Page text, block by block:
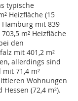
typische
Heizfläche (15
mit 839
m² Heizfläche
den
mit 401,2 m²
allerdings sind
71,4 m²
Wohnungen
(72,4 m²).